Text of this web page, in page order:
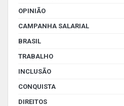
OPINIÃO
CAMPANHA SALARIAL
BRASIL
TRABALHO
INCLUSÃO
CONQUISTA
DIREITOS